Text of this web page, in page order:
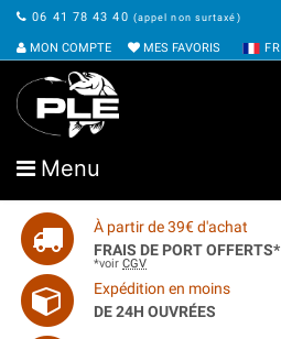
06 41 78 43 40 (appel non surtaxé)
MON COMPTE MES FAVORIS FR
Menu
À partir de 39€ d'achat
FRAIS DE PORT OFFERTS*
*voir CGV
Expédition en moins
DE 24H OUVRÉES